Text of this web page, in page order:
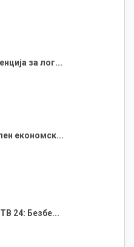
за лог...
економск...
24: Безбе...